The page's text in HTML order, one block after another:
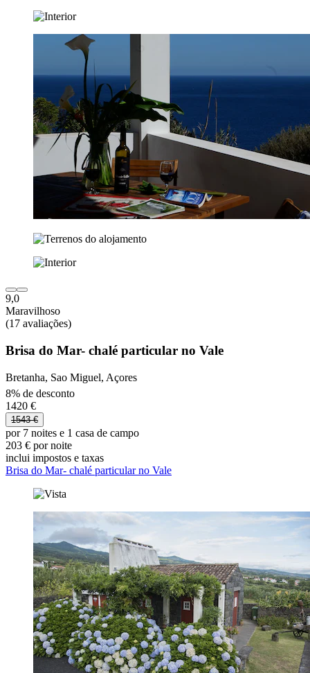
9,0
Maravilhoso
(17 avaliações)
Brisa do Mar- chalé particular no Vale
Bretanha, Sao Miguel, Açores
8% de desconto
1420 €
1543 €
por 7 noites e 1 casa de campo
203 € por noite
inclui impostos e taxas
Brisa do Mar- chalé particular no Vale